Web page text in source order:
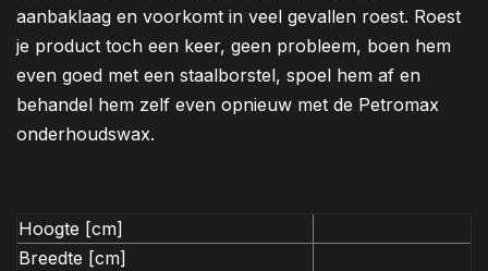
aanbaklaag en voorkomt in veel gevallen roest. Roest
je product toch een keer, geen probleem, boen hem
even goed met een staalborstel, spoel hem af en
behandel hem zelf even opnieuw met de Petromax
onderhoudswax.
Hoogte [cm]
Breedte [cm]